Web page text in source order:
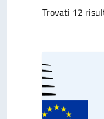
Trovati 12